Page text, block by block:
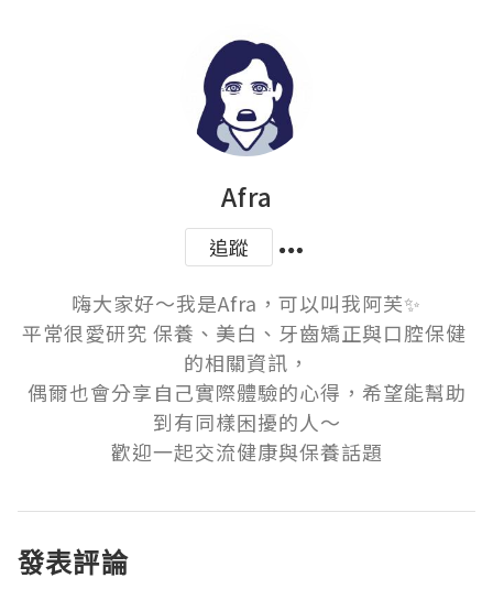
Afra
追蹤
嗨大家好～我是Afra，可以叫我阿芙✨
平常很愛研究 保養、美白、牙齒矯正與口腔保健
的相關資訊，
偶爾也會分享自己實際體驗的心得，希望能幫助
到有同樣困擾的人～
歡迎一起交流健康與保養話題
發表評論